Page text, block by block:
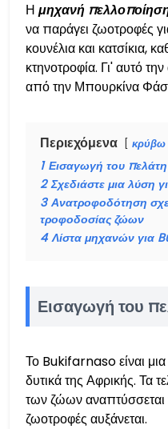
Η μηχανή
να παράγει ζωοτροφές
κουνέλια και κατσίκια,
κτηνοτροφία. Γι' αυτό
από την Μπουρκίνα
Περιεχόμενα κρύβω
1 Εισαγωγή του
2 Σχεδιάστε μια λύση
3 Ανατροφοδότηση
τροφοδοσίας ζώων
4 Λίστα μηχανών για
Εισαγωγή του
Το Bukifarnaso είναι
δυτικά της Αφρικής. Τα
των ζώων αναπτύσσεται
ζωοτροφές αυξάνεται.